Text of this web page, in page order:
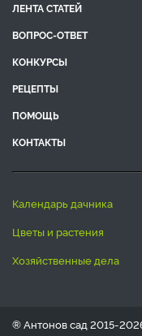
ЛЕНТА СТАТЕЙ
ВОПРОС-ОТВЕТ
КОНКУРСЫ
РЕЦЕПТЫ
ПОМОЩЬ
КОНТАКТЫ
календарь дачника
цветы и растения
хозяйственные дела
® Антонов сад 2015-